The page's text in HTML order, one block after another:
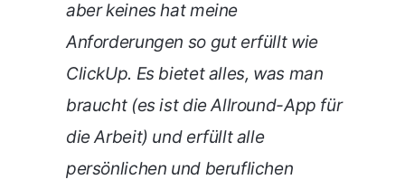
aber keines hat meine
Anforderungen so gut erfüllt wie
ClickUp. Es bietet alles, was man
braucht (es ist die Allround-App für
die Arbeit) und erfüllt alle
persönlichen und beruflichen